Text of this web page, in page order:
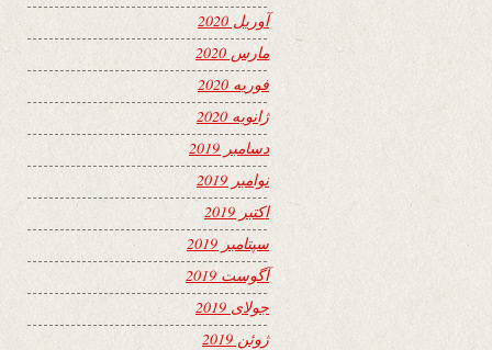
آوریل 2020
مارس 2020
فوریه 2020
ژانویه 2020
دسامبر 2019
نوامبر 2019
اکتبر 2019
سپتامبر 2019
آگوست 2019
جولای 2019
ژوئن 2019